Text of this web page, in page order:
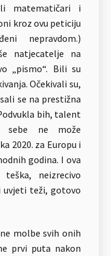
matematičari i
kroz ovu peticiju
nepravdom.)
natjecatelje na
„pismo“. Bili su
Očekivali su,
se na prestižna
bih, talent
ne može
2020. za Europu i
godina. I ova
neizrecivo
uvjeti teži, gotovo
molbe svih onih
prvi puta nakon